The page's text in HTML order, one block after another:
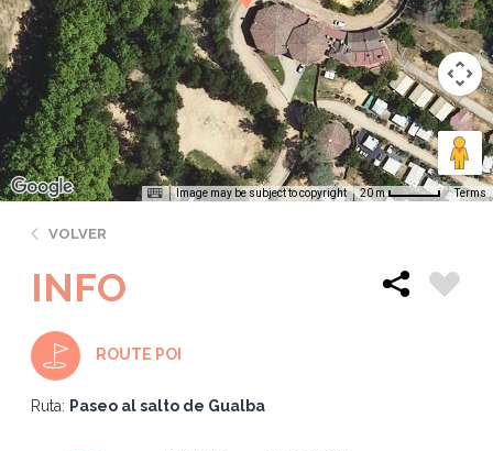
Image may be subject to copyright 20 m Terms
VOLVER
INFO
ROUTE POI
Ruta: Paseo al salto de Gualba